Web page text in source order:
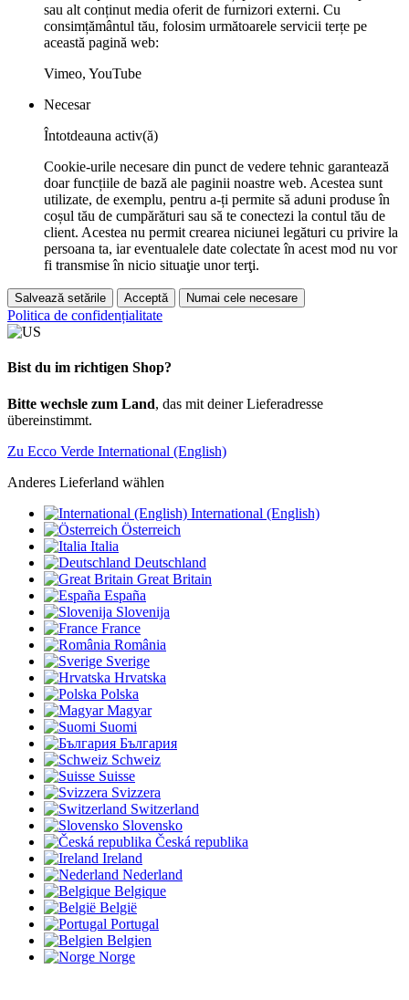
sau alt conținut media oferit de furnizori externi. Cu
consimțământul tău, folosim următoarele servicii terțe pe
această pagină web:
Vimeo, YouTube
Necesar
Întotdeauna activ(ă)
Cookie-urile necesare din punct de vedere tehnic garantează
doar funcțiile de bază ale paginii noastre web. Acestea sunt
utilizate, de exemplu, pentru a-ți permite să aduni produse în
coșul tău de cumpărături sau să te conectezi la contul tău de
client. Acestea nu permit crearea niciunei legături cu privire la
persoana ta, iar eventualele date colectate în acest mod nu vor
fi transmise în nicio situaţie unor terţi.
Salvează setările Acceptă Numai cele necesare
Politica de confidențialitate
Bist du im richtigen Shop?
Bitte wechsle zum Land, das mit deiner Lieferadresse
übereinstimmt.
Zu Ecco Verde International (English)
Anderes Lieferland wählen
International (English)
Österreich
Italia
Deutschland
Great Britain
España
Slovenija
France
România
Sverige
Hrvatska
Polska
Magyar
Suomi
България
Schweiz
Suisse
Svizzera
Switzerland
Slovensko
Česká republika
Ireland
Nederland
Belgique
België
Portugal
Belgien
Norge